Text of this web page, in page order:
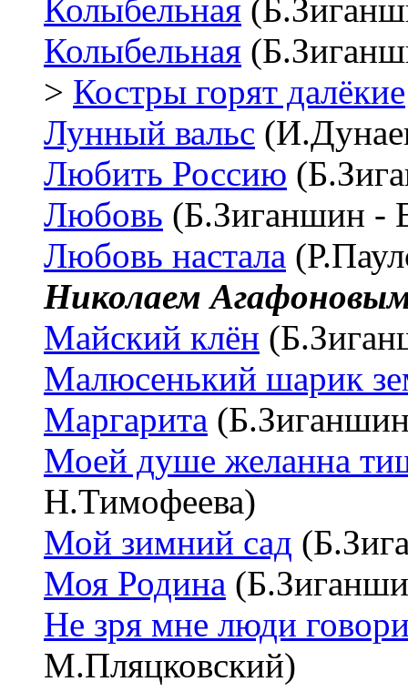
Колыбельная
Колыбельная
> Костры горят далёкие
Лунный вальс
Любить Россию
Любовь (Б.Зиганшин -
Любовь настала
Николаем
Майский клён
Малюсенький шарик
Маргарита
Моей душе желанна
Н.Тимофеева)
Мой зимний сад
Моя Родина
Не зря мне люди
М.Пляцковский)